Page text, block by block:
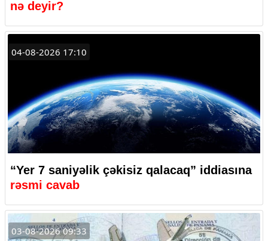
nə deyir?
04-08-2026 17:10
“Yer 7 saniyəlik çəkisiz qalacaq” iddiasına
rəsmi cavab
03-08-2026 09:33